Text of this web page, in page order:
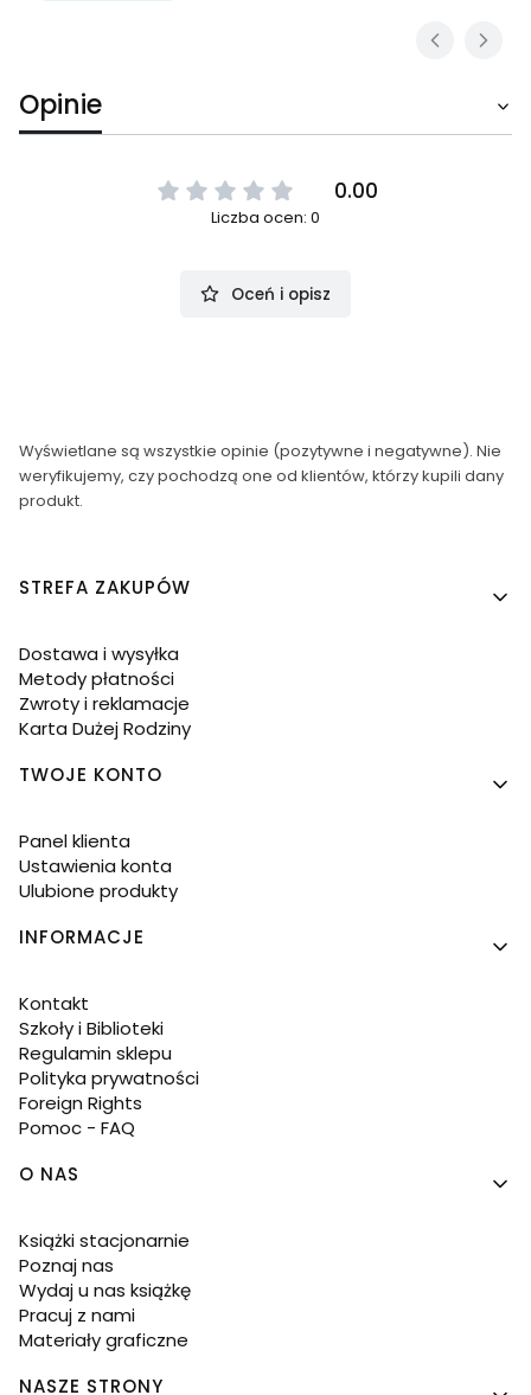
Opinie
0.00
Liczba ocen: 0
Oceń i opisz
Wyświetlane są wszystkie opinie (pozytywne i negatywne). Nie
weryfikujemy, czy pochodzą one od klientów, którzy kupili dany
produkt.
Linki w stopce
STREFA ZAKUPÓW
Dostawa i wysyłka
Metody płatności
Zwroty i reklamacje
Karta Dużej Rodziny
TWOJE KONTO
Panel klienta
Ustawienia konta
Ulubione produkty
INFORMACJE
Kontakt
Szkoły i Biblioteki
Regulamin sklepu
Polityka prywatności
Foreign Rights
Pomoc - FAQ
O NAS
Książki stacjonarnie
Poznaj nas
Wydaj u nas książkę
Pracuj z nami
Materiały graficzne
NASZE STRONY